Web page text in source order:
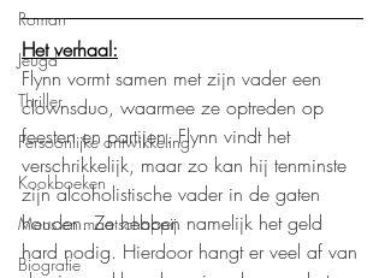
Roman
Jeugd
Thriller
Persoonlijke ontwikkeling
Kookboeken
Mens en maatschappij
Biografie
Het verhaal:
Flynn vormt samen met zijn vader een
clownsduo, waarmee ze optreden op
feesten en partijen. Flynn vindt het
verschrikkelijk, maar zo kan hij tenminste
zijn alcoholistische vader in de gaten
houden. Ze hebben namelijk het geld
hard nodig. Hierdoor hangt er veel af van